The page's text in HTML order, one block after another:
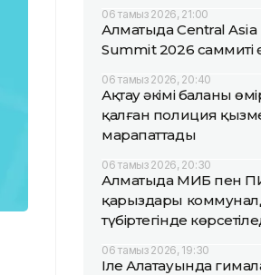
06 тамыз 2026, 21:00
Алматыда Central
Summit 2026 саммиті
06 тамыз 2026, 20:40
Ақтау әкімі баланың
қалған полиция
марапаттады
06 тамыз 2026, 20:30
Алматыда МИБ пен
қарыздары
түбіртегінде
06 тамыз 2026, 19:30
Іле Алатауында